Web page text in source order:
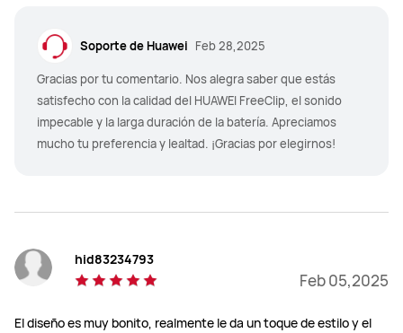
Soporte de Huawei Feb 28,2025
Gracias por tu comentario. Nos alegra saber que estás
satisfecho con la calidad del HUAWEI FreeClip, el sonido
impecable y la larga duración de la batería. Apreciamos
mucho tu preferencia y lealtad. ¡Gracias por elegirnos!
hid83234793
Feb 05,2025
El diseño es muy bonito, realmente le da un toque de estilo y el